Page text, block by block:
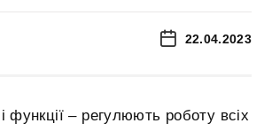
22.04.2023
функції – регулюють роботу всіх